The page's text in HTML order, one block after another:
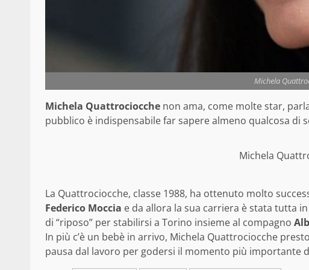
Michela
Michela Quattrociocche non ama, come molte star,
pubblico è indispensabile far sapere almeno qualcosa di
Michela
La Quattrociocche, classe 1988, ha ottenuto molto
Federico Moccia e da allora la sua carriera è stata tutta
di “riposo” per stabilirsi a Torino insieme al compagno
In più c’è un bebè in arrivo, Michela Quattrociocche
pausa dal lavoro per godersi il momento più importante